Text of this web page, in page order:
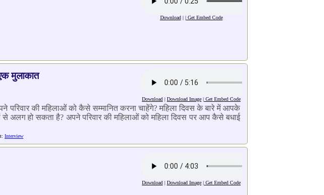
Download| |Get Embed Code
मुलाकात
Download | Download Image | Get Embed Code
परिवार की महिलाओं को कैसे सम्मानित करना चाहेंगे? महिला दिवस के बारे में आपके
से अलग हो सकता है? अपने परिवार की महिलाओं को महिला दिवस पर आप कैसे बधाई
Interview
Download | Download Image | Get Embed Code